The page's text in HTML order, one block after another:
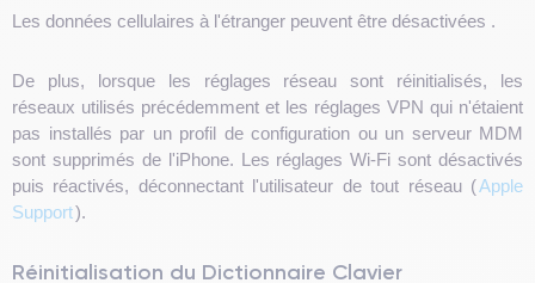
Les données cellulaires à l'étranger peuvent être désactivées .
De plus, lorsque les réglages réseau sont réinitialisés, les
réseaux utilisés précédemment et les réglages VPN qui n'étaient
pas installés par un profil de configuration ou un serveur MDM
sont supprimés de l'iPhone. Les réglages Wi-Fi sont désactivés
puis réactivés, déconnectant l'utilisateur de tout réseau (Apple
Support).
Réinitialisation du Dictionnaire Clavier